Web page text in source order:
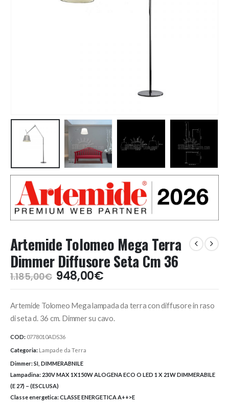
Artemide Tolomeo Mega Terra
Dimmer Diffusore Seta Cm 36
1.185,00€ Il
prezzo
era:
1.185,00€.
948,00€Il
prezzo
è:
948,00€.
Artemide Tolomeo Mega lampada da terra con diffusore in raso
di seta d. 36 cm. Dimmer su cavo.
COD: 0778010ADS36
Categoria: Lampade da Terra
Dimmer:SI, DIMMERABNILE
Lampadina: 230V MAX 1X150W ALOGENA ECO O LED 1 X 21W DIMMERABILE
(E 27) – (ESCLUSA)
Classe energetica:CLASSE ENERGETICA A++>E